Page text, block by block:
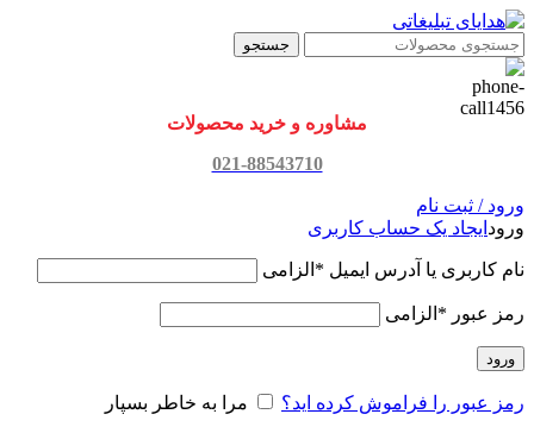
جستجو
مشاوره و خرید محصولات
021-88543710
ورود / ثبت نام
ورود ایجاد یک حساب کاربری
نام کاربری یا آدرس ایمیل * الزامی
رمز عبور * الزامی
ورود
رمز عبور را فراموش کرده اید؟ مرا به خاطر بسپار